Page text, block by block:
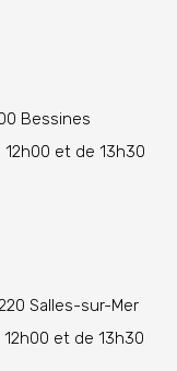
Bessines
et de 13h30
Salles-sur-Mer
et de 13h30